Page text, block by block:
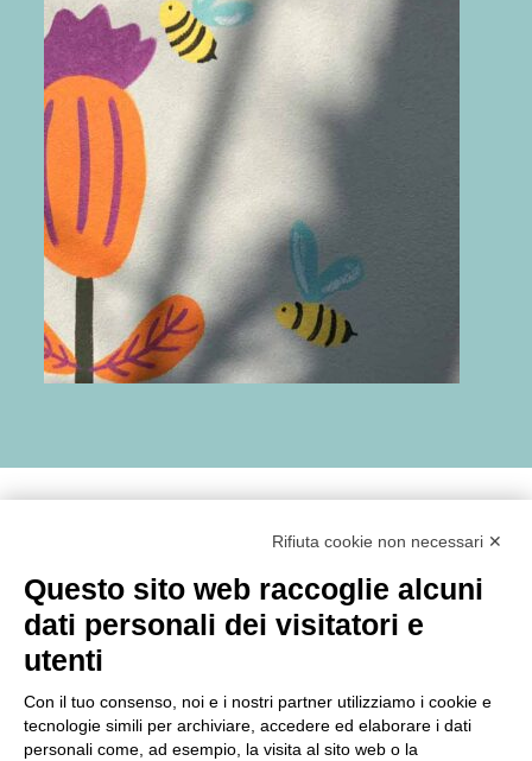
Rifiuta cookie non necessari ✕
Questo sito web raccoglie alcuni
dati personali dei visitatori e
utenti
Con il tuo consenso, noi e i nostri partner utilizziamo i cookie e
tecnologie simili per archiviare, accedere ed elaborare i dati
personali come, ad esempio, la visita al sito web o la